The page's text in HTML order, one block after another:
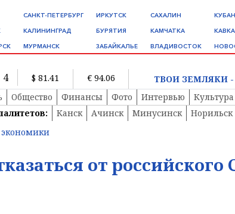
САНКТ-ПЕТЕРБУРГ
КАЛИНИНГРАД
МУРМАНСК
ИРКУТСК
БУРЯТИЯ
ЗАБАЙКАЛЬЕ
САХАЛИН
КАМЧАТКА
ВЛАДИВОСТОК
4 $ 81.41 € 94.06
ТВОИ ЗЕМЛЯКИ
Общество Финансы Фото Интервью Культура
Канск Ачинск Минусинск Норильск
экономики
от российского